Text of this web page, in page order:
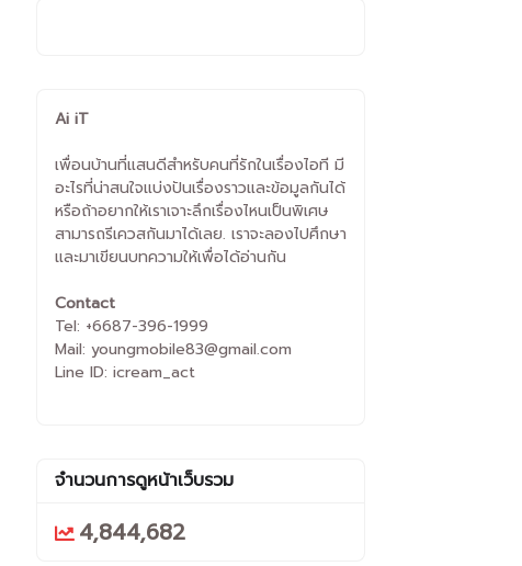
Ai iT
เพื่อนบ้านที่แสนดีสำหรับคนที่รักในเรื่องไอที มี
อะไรที่น่าสนใจแบ่งปันเรื่องราวและข้อมูลกันได้
หรือถ้าอยากให้เราเจาะลึกเรื่องไหนเป็นพิเศษ
สามารถรีเควสกันมาได้เลย. เราจะลองไปศึกษา
และมาเขียนบทความให้เพื่อได้อ่านกัน
Contact
Tel: +6687-396-1999
Mail: youngmobile83@gmail.com
Line ID: icream_act
จำนวนการดูหน้าเว็บรวม
4,844,682